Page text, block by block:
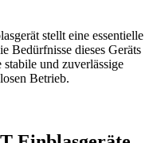
stellt eine essentielle
Bedürfnisse dieses Geräts
und zuverlässige
Betrieb.